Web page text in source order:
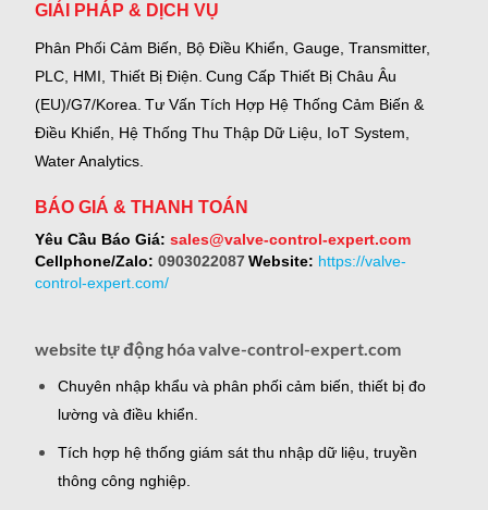
GIẢI PHÁP & DỊCH VỤ
Phân Phối Cảm Biến, Bộ Điều Khiển, Gauge, Transmitter,
PLC, HMI, Thiết Bị Điện. Cung Cấp Thiết Bị Châu Âu
(EU)/G7/Korea. Tư Vấn Tích Hợp Hệ Thống Cảm Biến &
Điều Khiển, Hệ Thống Thu Thập Dữ Liệu, IoT System,
Water Analytics.
BÁO GIÁ & THANH TOÁN
Yêu Cầu Báo Giá: sales@valve-control-expert.com
Cellphone/Zalo: 0903022087 Website: https://valve-
control-expert.com/
website tự động hóa valve-control-expert.com
Chuyên nhập khẩu và phân phối cảm biến, thiết bị đo
lường và điều khiển.
Tích hợp hệ thống giám sát thu nhập dữ liệu, truyền
thông công nghiệp.